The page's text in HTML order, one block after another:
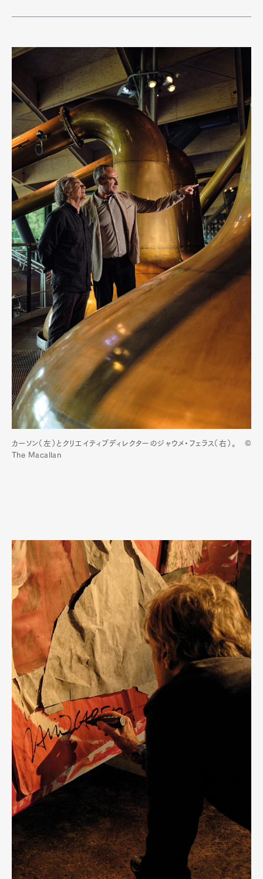
カーソン（左）とクリエイティブディレクターのジャウメ・フェラス（右）。 ©
The Macallan